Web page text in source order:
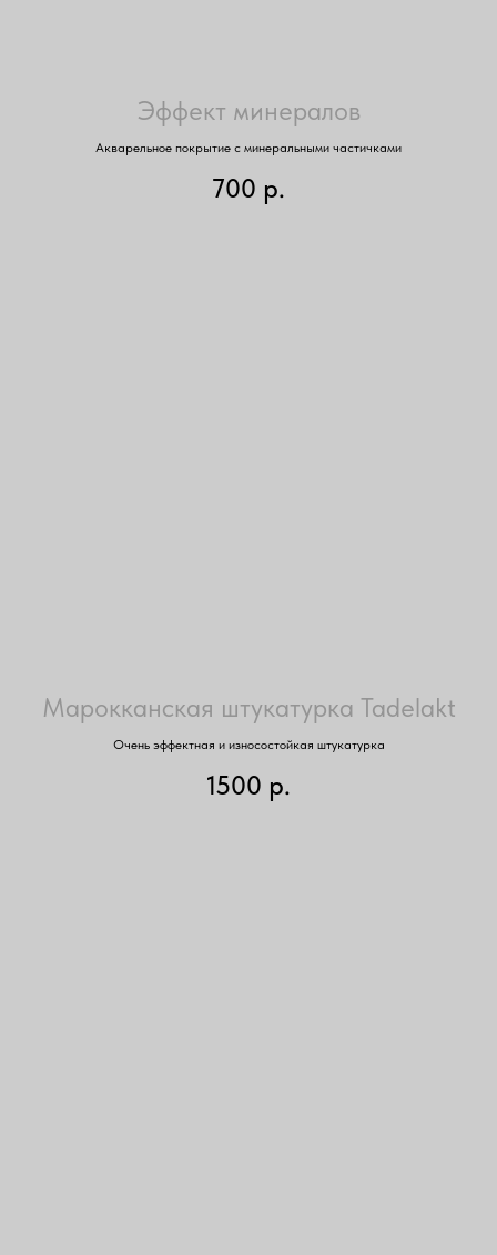
Эффект минералов
Акварельное покрытие с минеральными частичками
700 р.
Марокканская штукатурка Tadelakt
Очень эффектная и износостойкая штукатурка
1500 р.